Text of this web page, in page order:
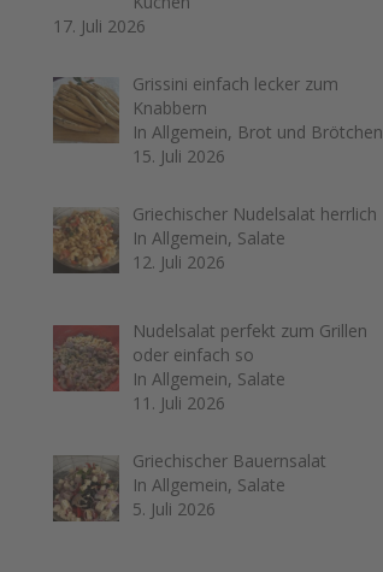
17. Juli 2026
Grissini einfach lecker zum
Knabbern
In Allgemein, Brot und Brötchen
15. Juli 2026
Griechischer Nudelsalat herrlich
In Allgemein, Salate
12. Juli 2026
Nudelsalat perfekt zum Grillen
oder einfach so
In Allgemein, Salate
11. Juli 2026
Griechischer Bauernsalat
In Allgemein, Salate
5. Juli 2026